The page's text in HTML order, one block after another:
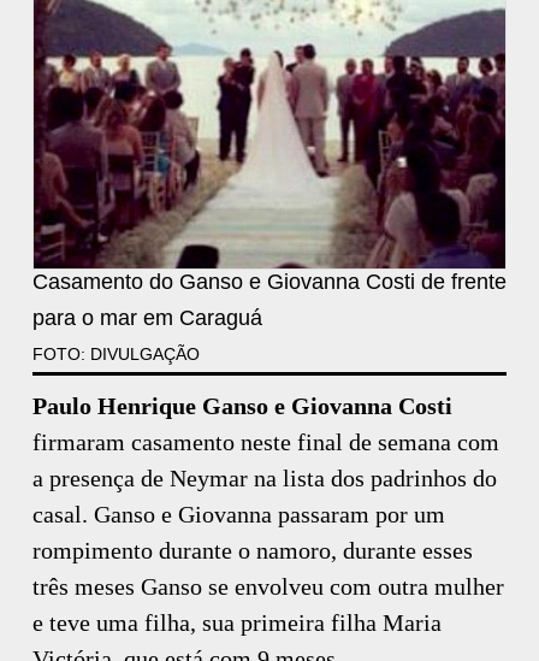
Casamento do Ganso e Giovanna Costi de frente
para o mar em Caraguá
FOTO: DIVULGAÇÃO
Paulo Henrique Ganso e Giovanna Costi
firmaram casamento neste final de semana com
a presença de Neymar na lista dos padrinhos do
casal. Ganso e Giovanna passaram por um
rompimento durante o namoro, durante esses
três meses Ganso se envolveu com outra mulher
e teve uma filha, sua primeira filha Maria